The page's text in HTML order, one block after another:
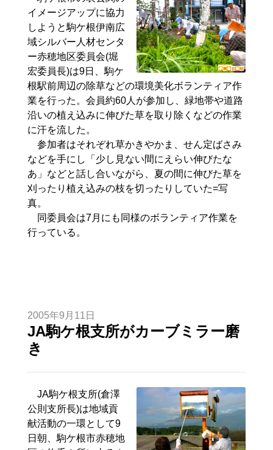
イメージアップに協力
しようと駒ケ根伊南広
域シルバー人材センタ
ー赤穂地区委員会(堀
宏委員長)は9日、駒ケ
根駅前周辺の除草などの環境美化ボランティア作
業を行った。会員約60人が参加し、緑地帯や道路
沿いの植え込みに伸びた草を取り除くなどの作業
に汗を流した。
参加者はそれぞれ草かきやかま、せん定ばさみ
などを手にし「少し見ない間にえらい伸びたな
あ」などと話し合いながら、夏の間に伸びた草を
刈ったり植え込みの枝を切ったりしていた=写
真。
同委員会は7月にも同様のボランティア作業を
行っている。
2005年9月11日
JA駒ケ根支所がカーブミラー磨
き
JA駒ケ根支所(倉澤
公則支所長)は地域貢
献活動の一環として9
日朝、駒ケ根市赤穂地